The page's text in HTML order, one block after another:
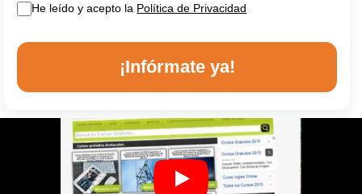
He leído y acepto la Política de Privacidad
¡Infórmate ya!